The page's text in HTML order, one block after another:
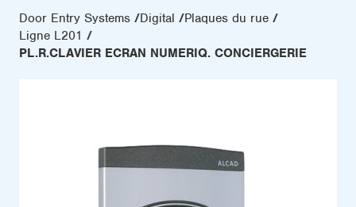
Door Entry Systems Digital
Plaques du rue
Ligne L201
PL.R.CLAVIER ECRAN NUMERIQ. CONCIERGERIE